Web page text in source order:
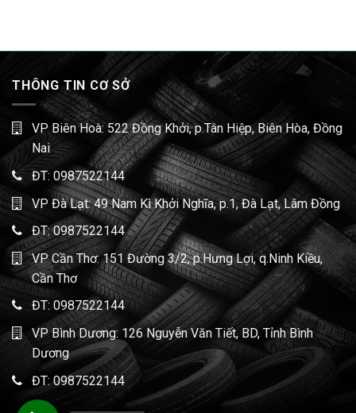
THÔNG TIN CƠ SỞ
VP Biên Hoà: 522 Đồng Khởi, p.Tân Hiệp, Biên Hòa, Đồng
Nai
ĐT: 0987522144
VP Đà Lạt: 49 Nam Kì Khởi Nghĩa, p.1, Đà Lạt, Lâm Đồng
ĐT:0987522144
VP Cần Thơ: 151 Đường 3/2, p.Hưng Lợi, q.Ninh Kiều,
Cần Thơ
ĐT: 0987522144
VP Bình Dương: 126 Nguyễn Văn Tiết, BD, Tỉnh Bình
Dương
ĐT: 0987522144